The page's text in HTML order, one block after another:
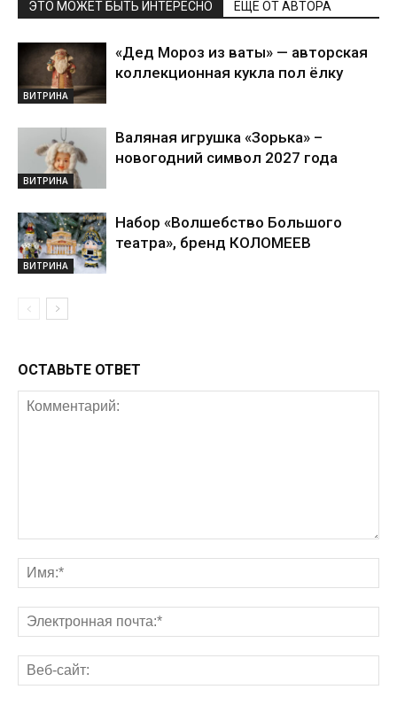
ЭТО МОЖЕТ БЫТЬ ИНТЕРЕСНО ЕЩЕ ОТ АВТОРА
ВИТРИНА
«Дед Мороз из ваты» — авторская
коллекционная кукла пол ёлку
ВИТРИНА
Валяная игрушка «Зорька» –
новогодний символ 2027 года
ВИТРИНА
Набор «Волшебство Большого
театра», бренд КОЛОМЕЕВ
ОСТАВЬТЕ ОТВЕТ